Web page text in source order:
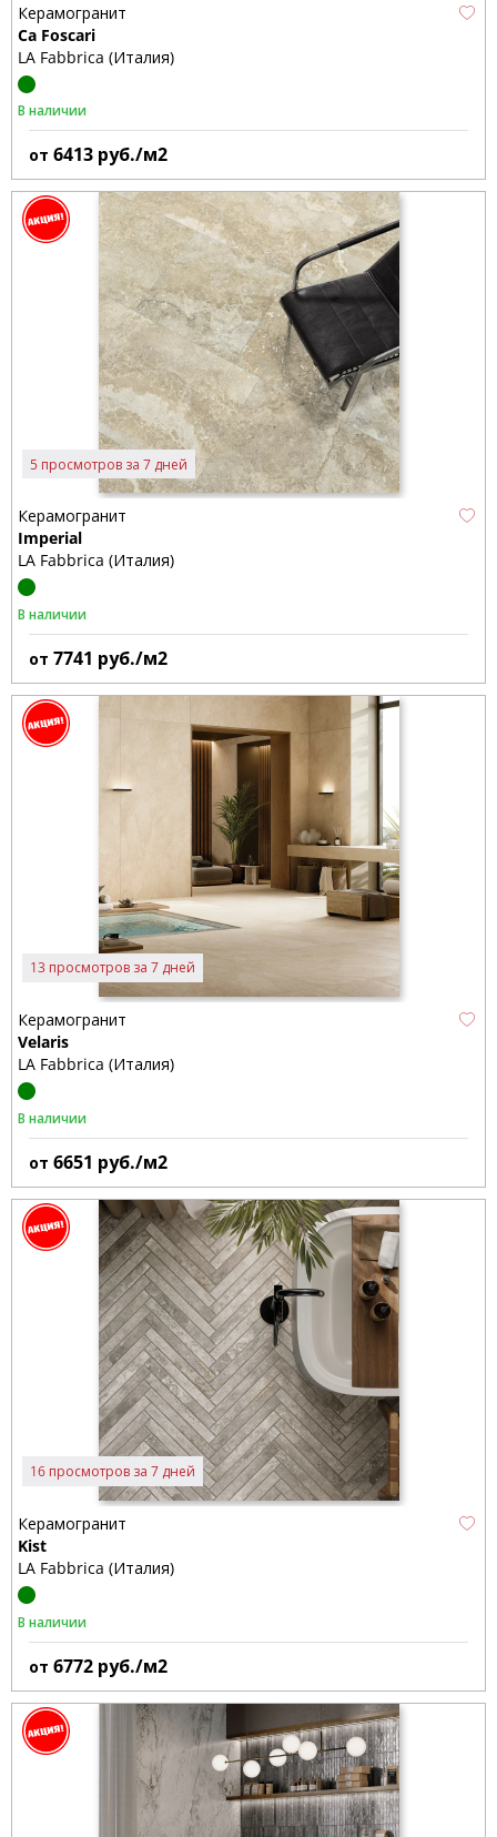
Керамогранит
Ca Foscari
LA Fabbrica (Италия)
В наличии
от 6413 руб./м2
5 просмотров за 7 дней
Керамогранит
Imperial
LA Fabbrica (Италия)
В наличии
от 7741 руб./м2
13 просмотров за 7 дней
Керамогранит
Velaris
LA Fabbrica (Италия)
В наличии
от 6651 руб./м2
16 просмотров за 7 дней
Керамогранит
Kist
LA Fabbrica (Италия)
В наличии
от 6772 руб./м2